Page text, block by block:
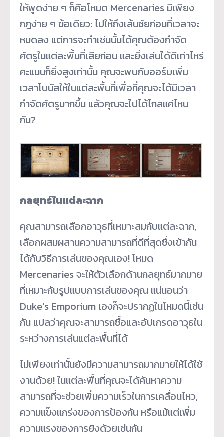
ให้พูดง่าย ๆ ก็คือโหมด Mercenaries มีเพียง
กฎง่าย ๆ ข้อเดียว: ไปให้ถึงเส้นชัยก่อนที่เวลาจะ
หมดลง แต่การจะทำเช่นนั้นได้คุณต้องกำจัด
ศัตรูในแต่ละพื้นที่เสียก่อน และยิ่งเล่นได้ดีเท่าไหร่
คะแนนก็ยิ่งสูงเท่านั้น คุณจะพบกับออร์บเพิ่ม
เวลาโบนัสให้ในแต่ละพื้นที่เพื่อที่คุณจะได้มีเวลา
กำจัดศัตรูมากขึ้น แล้วคุณจะไปได้ไกลแค่ไหน
กัน?
กลยุทธ์ในแต่ละฉาก
คุณสามารถเลือกอาวุธที่เหมาะสมกับแต่ละฉาก,
เลือกผสมผสานความสามารถที่ดีที่สุดซึ่งเข้ากัน
ได้กับวิธีการเล่นของคุณเอง! โหมด
Mercenaries จะให้ตัวเลือกด้านกลยุทธ์มากมาย
ที่เหมาะกับรูปแบบการเล่นของคุณ แน่นอนว่า
Duke’s Emporium เองก็จะปรากฏในโหมดนี้เช่น
กัน แปลว่าคุณจะสามารถซื้อและอัปเกรดอาวุธใน
ระหว่างการเล่นแต่ละพื้นที่ได้
ไม่เพียงเท่านั้นยังมีความสามารถมากมายให้ได้ใช้
งานด้วย! ในแต่ละพื้นที่คุณจะได้ค้นหาความ
สามารถที่จะช่วยเพิ่มความเร็วในการเคลื่อนไหว,
ความแข็งแกร่งของการป้องกัน หรือแม้แต่เพิ่ม
ความแรงของการยิงด้วยเช่นกัน